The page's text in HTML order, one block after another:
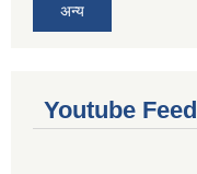
अन्य
Youtube Feed